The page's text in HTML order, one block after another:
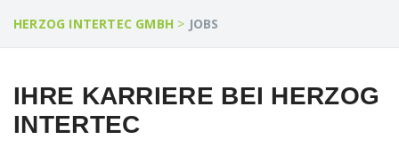
HERZOG INTERTEC GMBH > JOBS
IHRE KARRIERE BEI HERZOG
INTERTEC